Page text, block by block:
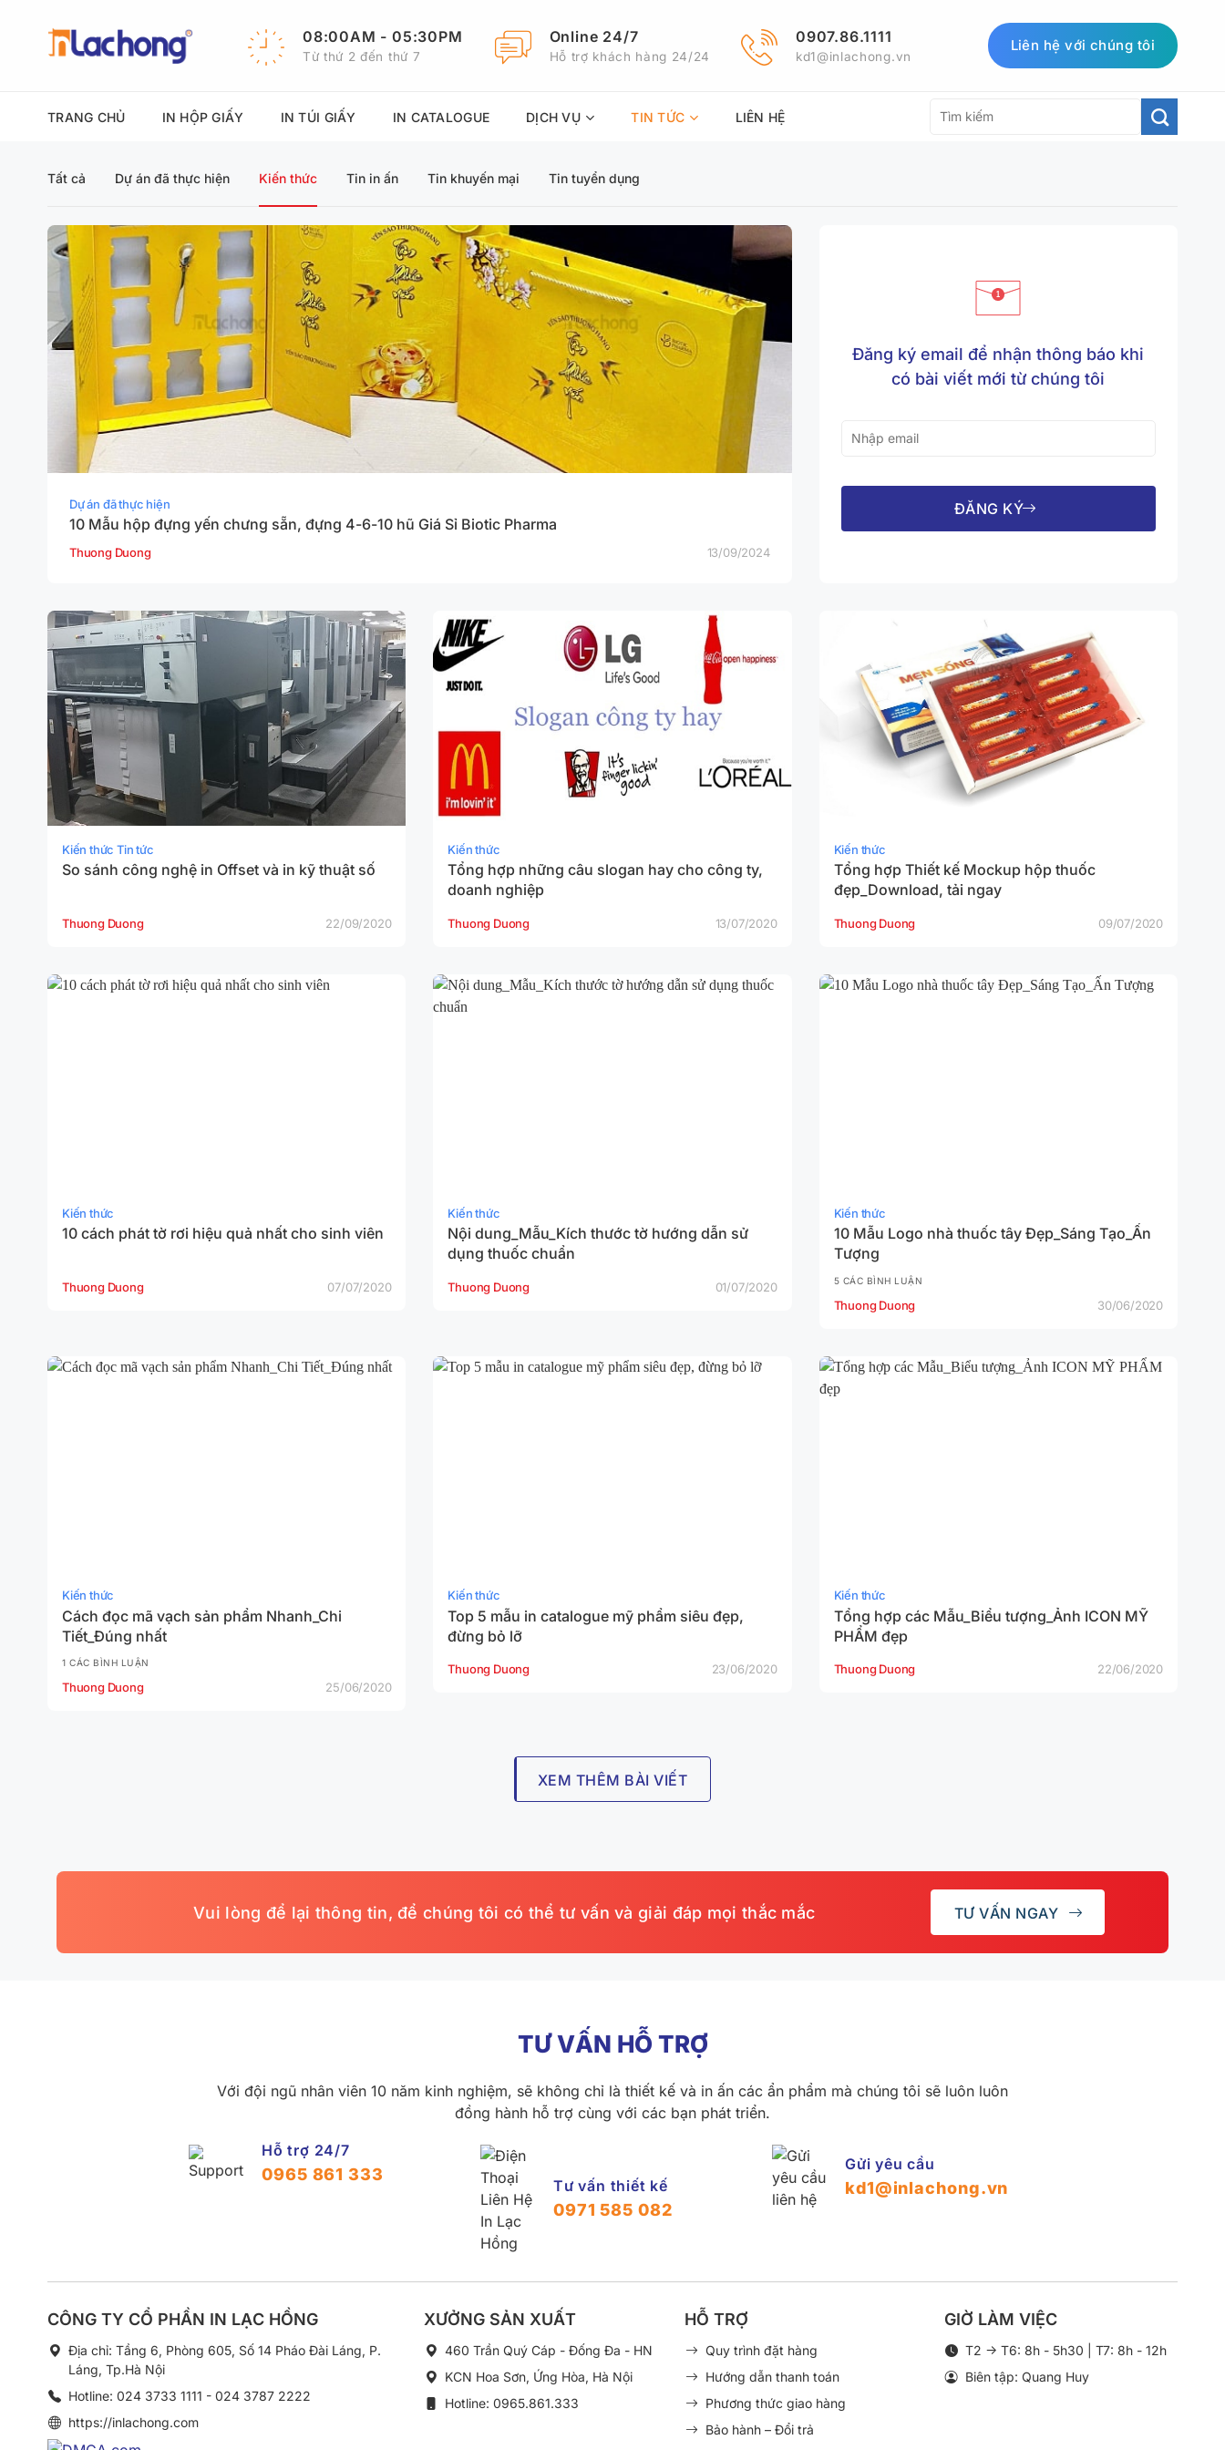
08:00AM - 05:30PM
Từ thứ 2 đến thứ 7
Online 24/7
Hỗ trợ khách hàng 24/24
0907.86.1111
kd1@inlachong.vn
Liên hệ với chúng tôi
TRANG CHỦ IN HỘP GIẤY IN TÚI GIẤY IN CATALOGUE DỊCH VỤ TIN TỨC LIÊN HỆ
Tất cả Dự án đã thực hiện Kiến thức Tin in ấn Tin khuyến mại Tin tuyển dụng
Dự án đã thực hiện
10 Mẫu hộp đựng yến chưng sẵn, đựng 4-6-10 hũ Giá Sỉ Biotic Pharma
Thuong Duong 13/09/2024
Đăng ký email để nhận thông báo khi
có bài viết mới từ chúng tôi
ĐĂNG KÝ
Kiến thức Tin tức
So sánh công nghệ in Offset và in kỹ thuật số
Thuong Duong 22/09/2020
Kiến thức
Tổng hợp những câu slogan hay cho công ty,
doanh nghiệp
Thuong Duong 13/07/2020
Kiến thức
Tổng hợp Thiết kế Mockup hộp thuốc
đẹp_Download, tải ngay
Thuong Duong 09/07/2020
Kiến thức
10 cách phát tờ rơi hiệu quả nhất cho sinh viên
Thuong Duong 07/07/2020
Kiến thức
Nội dung_Mẫu_Kích thước tờ hướng dẫn sử
dụng thuốc chuẩn
Thuong Duong 01/07/2020
Kiến thức
10 Mẫu Logo nhà thuốc tây Đẹp_Sáng Tạo_Ấn
Tượng
Thuong Duong 30/06/2020
5 CÁC BÌNH LUẬN
Kiến thức
Cách đọc mã vạch sản phẩm Nhanh_Chi
Tiết_Đúng nhất
Thuong Duong 25/06/2020
1 CÁC BÌNH LUẬN
Kiến thức
Top 5 mẫu in catalogue mỹ phẩm siêu đẹp,
đừng bỏ lỡ
Thuong Duong 23/06/2020
Kiến thức
Tổng hợp các Mẫu_Biểu tượng_Ảnh ICON MỸ
PHẨM đẹp
Thuong Duong 22/06/2020
XEM THÊM BÀI VIẾT
Vui lòng để lại thông tin, để chúng tôi có thể tư vấn và giải đáp mọi thắc mắc TƯ VẤN NGAY
TƯ VẤN HỖ TRỢ
Với đội ngũ nhân viên 10 năm kinh nghiệm, sẽ không chỉ là thiết kế và in ấn các ẩn phẩm mà chúng tôi sẽ luôn luôn
đồng hành hỗ trợ cùng với các bạn phát triển.
Hỗ trợ 24/7
0965 861 333
Tư vấn thiết kế
0971 585 082
Gửi yêu cầu
kd1@inlachong.vn
CÔNG TY CỔ PHẦN IN LẠC HỒNG
Địa chỉ: Tầng 6, Phòng 605, Số 14 Pháo Đài Láng, P.
Láng, Tp.Hà Nội
Hotline: 024 3733 1111 - 024 3787 2222
https://inlachong.com
XƯỞNG SẢN XUẤT
460 Trần Quý Cáp - Đống Đa - HN
KCN Hoa Sơn, Ứng Hòa, Hà Nội
Hotline: 0965.861.333
HỖ TRỢ
Quy trình đặt hàng
Hướng dẫn thanh toán
Phương thức giao hàng
Bảo hành – Đổi trả
GIỜ LÀM VIỆC
T2 -> T6: 8h - 5h30 | T7: 8h - 12h
Biên tập: Quang Huy